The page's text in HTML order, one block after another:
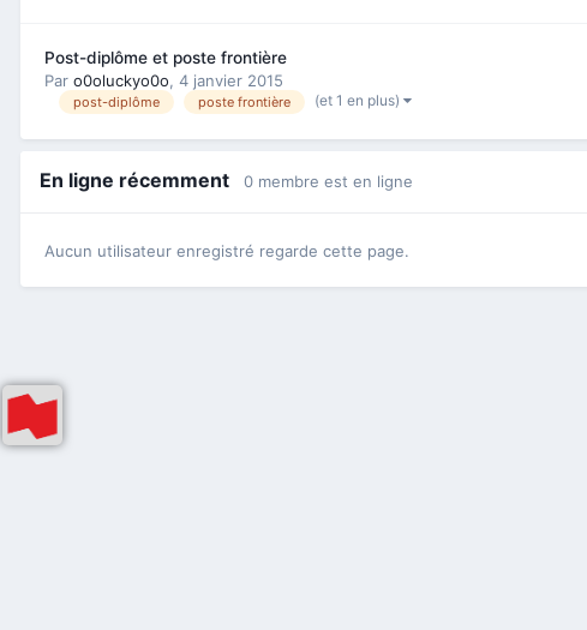
Post-diplôme et poste frontière
Par o0oluckyo0o, 4 janvier 2015
post-diplôme poste frontière (et 1 en plus)
En ligne récemment 0 membre est en ligne
Aucun utilisateur enregistré regarde cette page.